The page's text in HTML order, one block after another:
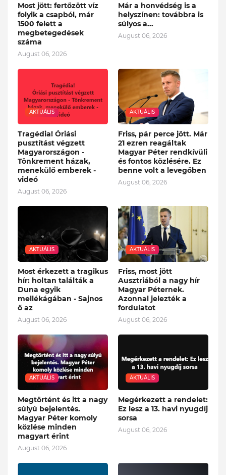
Most jött: fertőzött víz
folyik a csapból, már
1500 felett a
megbetegedések
száma
August 06, 2026
Már a honvédség is a
helyszínen: továbbra is
súlyos a...
August 06, 2026
AKTUÁLIS
Tragédia! Óriási
pusztítást végzett
Magyarországon -
Tönkrement házak,
menekülő emberek -
videó
August 06, 2026
AKTUÁLIS
Friss, pár perce jött. Már
21 ezren reagáltak
Magyar Péter rendkívüli
és fontos közlésére. Ez
benne volt a levegőben
August 06, 2026
AKTUÁLIS
Most érkezett a tragikus
hír: holtan találták a
Duna egyik
mellékágában - Sajnos
ő az
August 06, 2026
AKTUÁLIS
Friss, most jött
Ausztriából a nagy hír
Magyar Péternek.
Azonnal jelezték a
fordulatot
August 06, 2026
AKTUÁLIS
Megtörtént és itt a nagy
súlyú bejelentés.
Magyar Péter komoly
közlése minden
magyart érint
August 06, 2026
AKTUÁLIS
Megérkezett a rendelet:
Ez lesz a 13. havi nyugdíj
sorsa
August 06, 2026